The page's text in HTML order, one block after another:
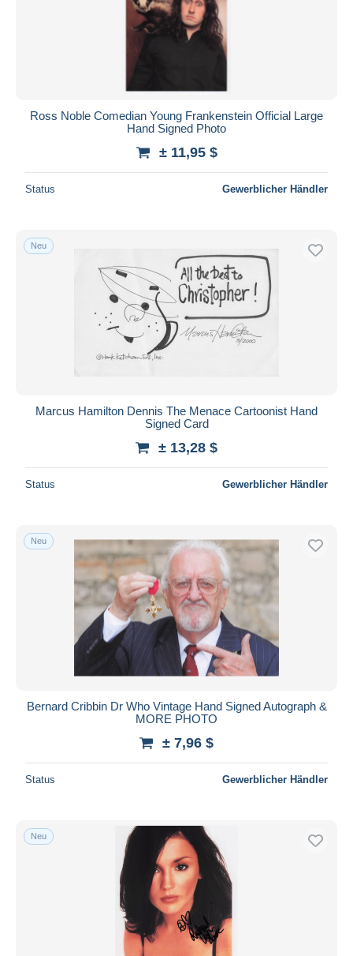
Ross Noble Comedian Young Frankenstein Official Large
Hand Signed Photo
± 11,95 $
Status Gewerblicher Händler
Neu
Marcus Hamilton Dennis The Menace Cartoonist Hand
Signed Card
± 13,28 $
Status Gewerblicher Händler
Neu
Bernard Cribbin Dr Who Vintage Hand Signed Autograph &
MORE PHOTO
± 7,96 $
Status Gewerblicher Händler
Neu